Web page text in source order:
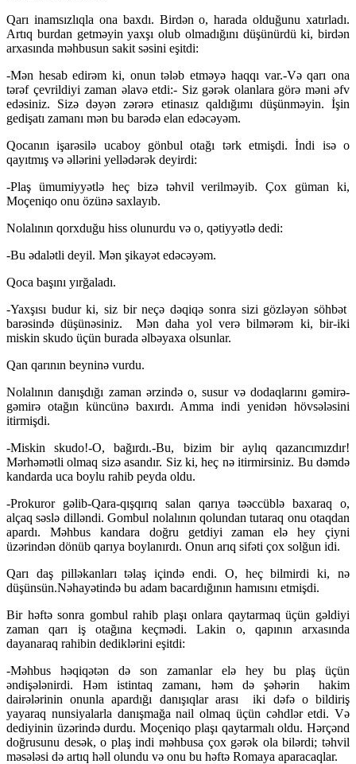
Qarı inamsızlıqla ona baxdı. Birdən o, harada olduğunu xatırladı.
Artıq burdan getməyin yaxşı olub olmadığını düşünürdü ki, birdən
arxasında məhbusun sakit səsini eşitdi:
-Mən hesab edirəm ki, onun tələb etməyə haqqı var.-Və qarı ona
tərəf çevrildiyi zaman əlavə etdi:- Siz gərək olanlara görə məni əfv
edəsiniz. Sizə dəyən zərərə etinasız qaldığımı düşünməyin. İşin
gedişatı zamanı mən bu barədə elan edəcəyəm.
Qocanın işarəsilə ucaboy gönbul otağı tərk etmişdi. İndi isə o
qayıtmış və əllərini yellədərək deyirdi:
-Plaş ümumiyyətlə heç bizə təhvil verilməyib. Çox güman ki,
Moçeniqo onu özünə saxlayıb.
Nolalının qorxduğu hiss olunurdu və o, qətiyyətlə dedi:
-Bu ədalətli deyil. Mən şikayət edəcəyəm.
Qoca başını yırğaladı.
-Yaxşısı budur ki, siz bir neçə dəqiqə sonra sizi gözləyən söhbət
barəsində düşünəsiniz. Mən daha yol verə bilmərəm ki, bir-iki
miskin skudo üçün burada əlbəyaxa olsunlar.
Qan qarının beyninə vurdu.
Nolalının danışdığı zaman ərzində o, susur və dodaqlarını gəmirə-
gəmirə otağın küncünə baxırdı. Amma indi yenidən hövsələsini
itirmişdi.
-Miskin skudo!-O, bağırdı.-Bu, bizim bir aylıq qazancımızdır!
Mərhəmətli olmaq sizə asandır. Siz ki, heç nə itirmirsiniz. Bu dəmdə
kandarda uca boylu rahib peyda oldu.
-Prokuror gəlib-Qara-qışqırıq salan qarıya təəccüblə baxaraq o,
alçaq səslə dilləndi. Gombul nolalının qolundan tutaraq onu otaqdan
apardı. Məhbus kandara doğru getdiyi zaman elə hey çiyni
üzərindən dönüb qarıya boylanırdı. Onun arıq sifəti çox solğun idi.
Qarı daş pilləkanları təlaş içində endi. O, heç bilmirdi ki, nə
düşünsün.Nəhayətində bu adam bacardığının hamısını etmişdi.
Bir həftə sonra gombul rahib plaşı onlara qaytarmaq üçün gəldiyi
zaman qarı iş otağına keçmədi. Lakin o, qapının arxasında
dayanaraq rahibin dediklərini eşitdi:
-Məhbus həqiqətən də son zamanlar elə hey bu plaş üçün
əndişələnirdi. Həm istintaq zamanı, həm də şəhərin hakim
dairələrinin onunla apardığı danışıqlar arası iki dəfə o bildiriş
yayaraq nunsiyalarla danışmağa nail olmaq üçün cəhdlər etdi. Və
dediyinin üzərində durdu. Moçeniqo plaşı qaytarmalı oldu. Hərçənd
doğrusunu desək, o plaş indi məhbusa çox gərək ola bilərdi; təhvil
məsələsi də artıq həll olundu və onu bu həftə Romaya aparacaqlar.